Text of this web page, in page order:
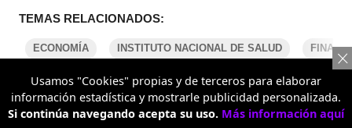
TEMAS RELACIONADOS:
ECONOMÍA INSTITUTO NACIONAL DE SALUD
COMENTARIOS
Usamos "Cookies" propias y de terceros para elaborar
información estadística y mostrarle publicidad personalizada.
Si continúa navegando acepta su uso. Más información aquí